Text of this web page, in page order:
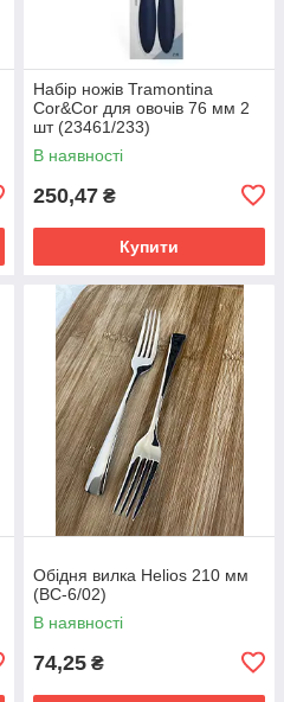
Набір ножів Tramontina
Cor&Cor для овочів 76 мм 2
шт (23461/233)
В наявності
250,47 ₴
Купити
Обідня вилка Helios 210 мм
(BC-6/02)
В наявності
74,25 ₴